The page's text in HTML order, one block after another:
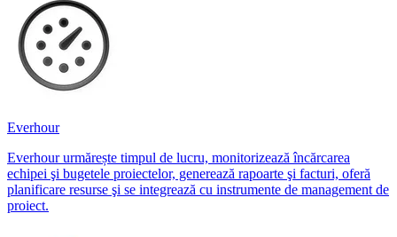
Everhour
Everhour urmărește timpul de lucru, monitorizează încărcarea
echipei şi bugetele proiectelor, generează rapoarte şi facturi, oferă
planificare resurse şi se integrează cu instrumente de management de
proiect.